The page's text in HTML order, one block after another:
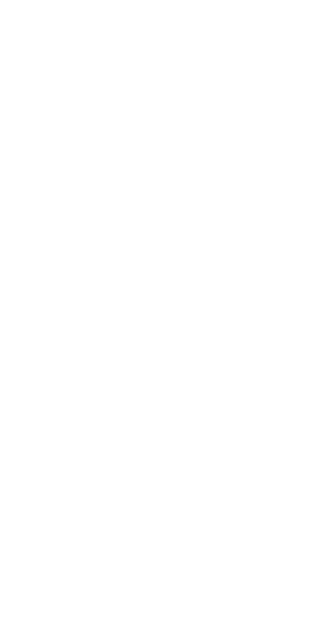
в пригороде Парижа на кладбище в Тие.
прочно вошли в историю мировой и